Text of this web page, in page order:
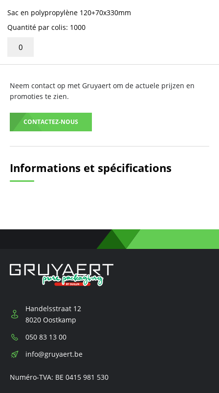
Sac en polypropylène 120+70x330mm
Quantité par colis: 1000
Neem contact op met Gruyaert om de actuele prijzen en
promoties te zien.
CONTACTEZ-NOUS
Informations et spécifications
Handelsstraat 12
8020 Oostkamp
Téléphone:
050 83 13 00
E-
info@gruyaert.be
Numéro-TVA: BE 0415 981 530